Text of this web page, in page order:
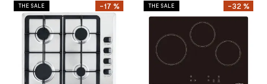
-17 %
THE SALE -32 %
THE SALE